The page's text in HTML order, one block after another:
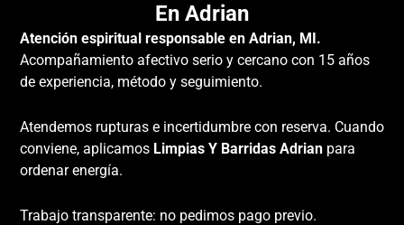
En Adrian
Atención espiritual responsable en Adrian, MI.
Acompañamiento afectivo serio y cercano con 15 años
de experiencia, método y seguimiento.
Atendemos rupturas e incertidumbre con reserva. Cuando
conviene, aplicamos Limpias Y Barridas Adrian para
ordenar energía.
Trabajo transparente: no pedimos pago previo.